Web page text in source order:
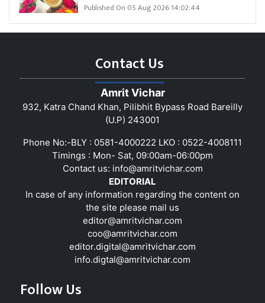
Published On 05 Aug 2026 14:02:44
Contact Us
Amrit Vichar
932, Katra Chand Khan, Pilibhit Bypass Road Bareilly
(U.P) 243001
Phone No:-BLY : 0581-4000222 LKO : 0522-4008111
Timings : Mon- Sat, 09:00am-06:00pm
Contact us: info@amritvichar.com
EDITORIAL
In case of any information regarding the content on
the site please mail us
editor@amritvichar.com
coo@amritvichar.com
editor.digital@amritvichar.com
info.digtal@amritvichar.com
Follow Us